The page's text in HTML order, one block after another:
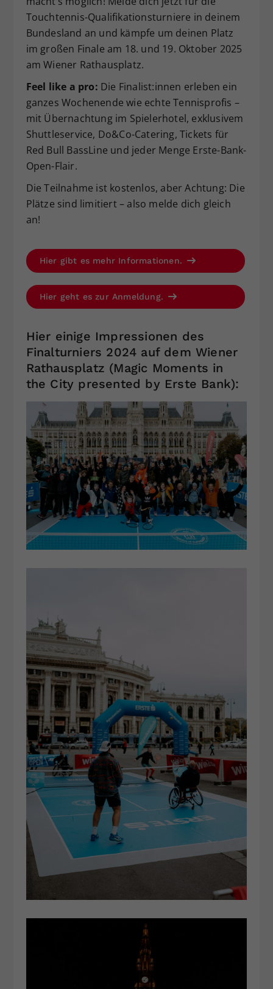
Touchtennis-Qualifikationsturniere in deinem
Bundesland an und kämpfe um deinen Platz
im großen Finale am 18. und 19. Oktober 2025
am Wiener Rathausplatz.
Feel like a pro: Die Finalist:innen erleben ein
ganzes Wochenende wie echte Tennisprofis –
mit Übernachtung im Spielerhotel, exklusivem
Shuttleservice, Do&Co-Catering, Tickets für
Red Bull BassLine und jeder Menge Erste-Bank-
Open-Flair.
Die Teilnahme ist kostenlos, aber Achtung: Die
Plätze sind limitiert – also melde dich gleich
an!
Hier gibt es mehr Informationen.
Hier geht es zur Anmeldung.
Hier einige Impressionen des
Finalturniers 2024 auf dem Wiener
Rathausplatz (Magic Moments in
the City presented by Erste Bank):
Zweck
Dieser Wert speichert Ihre Consent-
Einstellungen. Unter anderem eine
zufällig generierte ID, für die
historische Speicherung Ihrer
vorgenommen Einstellungen, falls der
Webseiten-Betreiber dies eingestellt